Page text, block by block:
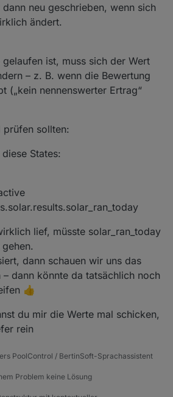
neu geschrieben, wenn sich
ändert.
ist, muss sich der Wert
– z. B. wenn die Bewertung
(„kein nennenswerter Ertrag“
prüfen sollten:
States:
lief, müsste solar_ran_today
dann schauen wir uns das
– dann könnte da tatsächlich noch
👍
du mir die Werte mal schicken,
rein
PoolControl / BertinSoft-Sprachassistent
Problem keine Lösung